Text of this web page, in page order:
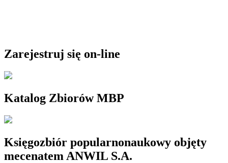
Zarejestruj się on-line
Katalog Zbiorów MBP
Księgozbiór popularnonaukowy objęty
mecenatem ANWIL S.A.